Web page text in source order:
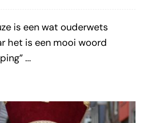
is een wat ouderwets
het is een mooi woord
...